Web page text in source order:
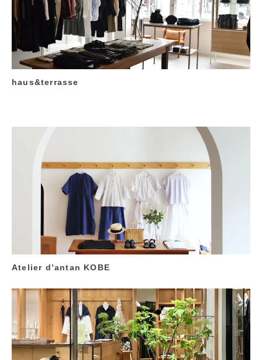
haus&terrasse
Atelier d’antan KOBE